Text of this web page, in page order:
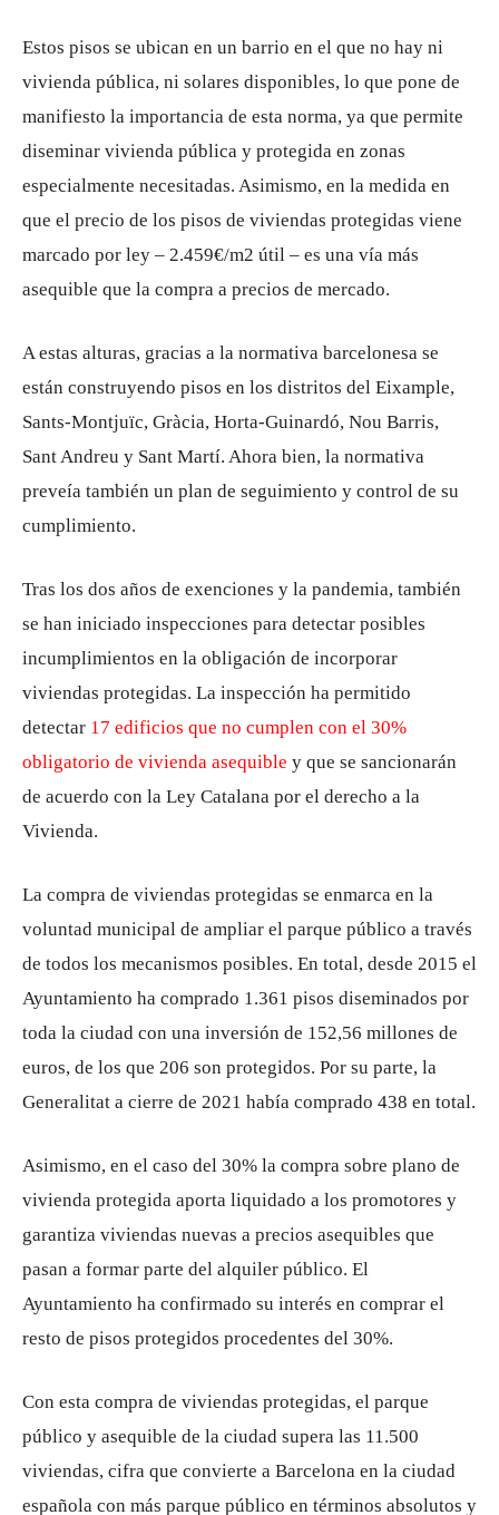
Estos pisos se ubican en un barrio en el que no hay ni
vivienda pública, ni solares disponibles, lo que pone de
manifiesto la importancia de esta norma, ya que permite
diseminar vivienda pública y protegida en zonas
especialmente necesitadas. Asimismo, en la medida en
que el precio de los pisos de viviendas protegidas viene
marcado por ley – 2.459€/m2 útil – es una vía más
asequible que la compra a precios de mercado.
A estas alturas, gracias a la normativa barcelonesa se
están construyendo pisos en los distritos del Eixample,
Sants-Montjuïc, Gràcia, Horta-Guinardó, Nou Barris,
Sant Andreu y Sant Martí. Ahora bien, la normativa
preveía también un plan de seguimiento y control de su
cumplimiento.
Tras los dos años de exenciones y la pandemia, también
se han iniciado inspecciones para detectar posibles
incumplimientos en la obligación de incorporar
viviendas protegidas. La inspección ha permitido
detectar 17 edificios que no cumplen con el 30%
obligatorio de vivienda asequible y que se sancionarán
de acuerdo con la Ley Catalana por el derecho a la
Vivienda.
La compra de viviendas protegidas se enmarca en la
voluntad municipal de ampliar el parque público a través
de todos los mecanismos posibles. En total, desde 2015 el
Ayuntamiento ha comprado 1.361 pisos diseminados por
toda la ciudad con una inversión de 152,56 millones de
euros, de los que 206 son protegidos. Por su parte, la
Generalitat a cierre de 2021 había comprado 438 en total.
Asimismo, en el caso del 30% la compra sobre plano de
vivienda protegida aporta liquidado a los promotores y
garantiza viviendas nuevas a precios asequibles que
pasan a formar parte del alquiler público. El
Ayuntamiento ha confirmado su interés en comprar el
resto de pisos protegidos procedentes del 30%.
Con esta compra de viviendas protegidas, el parque
público y asequible de la ciudad supera las 11.500
viviendas, cifra que convierte a Barcelona en la ciudad
española con más parque público en términos absolutos y